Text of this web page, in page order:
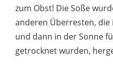
zum Obst! Die Soße
anderen Überresten, die
und dann in der Sonne
getrocknet wurden,